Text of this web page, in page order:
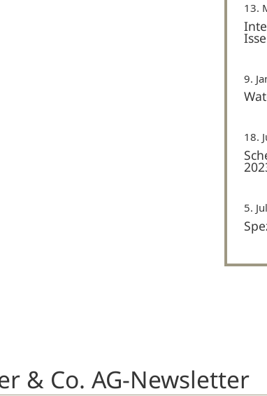
13.
9.
18.
5.
& Co. AG-Newsletter